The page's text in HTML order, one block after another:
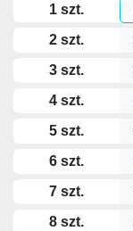
1 szt.
2 szt.
3 szt.
4 szt.
5 szt.
6 szt.
7 szt.
8 szt.